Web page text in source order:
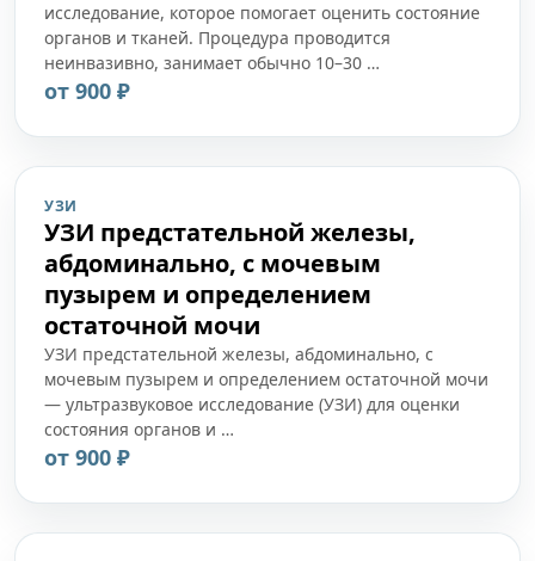
исследование, которое помогает оценить состояние
органов и тканей. Процедура проводится
неинвазивно, занимает обычно 10–30 …
от 900 ₽
УЗИ
УЗИ предстательной железы,
абдоминально, с мочевым
пузырем и определением
остаточной мочи
УЗИ предстательной железы, абдоминально, с
мочевым пузырем и определением остаточной мочи
— ультразвуковое исследование (УЗИ) для оценки
состояния органов и …
от 900 ₽